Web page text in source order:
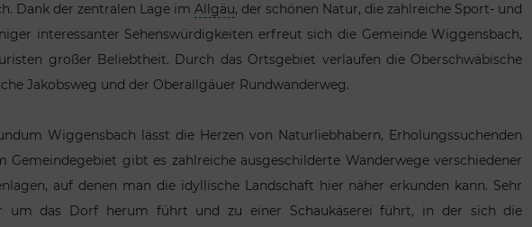
Dank der zentralen Lage imAllgäu, der schönen Natur, die zahlreiche Sport- und
interessanter Sehenswürdigkeiten erfreut sich die Gemeinde Wiggensbach,
großer Beliebtheit. Durch das Ortsgebiet verlaufen die Oberschwäbische
Jakobsweg und der Oberallgäuer Rundwanderweg.
Wiggensbach lässt die Herzen von Naturliebhabern, Erholungssuchenden
gibt es zahlreiche ausgeschilderte Wanderwege verschiedener
auf denen man die idyllische Landschaft hier näher erkunden kann. Sehr
um das Dorf herum führt und zu einer Schaukäserei führt, in der sich die